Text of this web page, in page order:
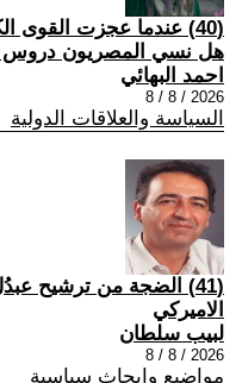
(40) عندما عجزت القوى
هل نسي المصريون دروس
احمد البهائي
2026 / 8 / 8
السياسة والعلاقات الدولية
(41) الضجة من ترشيح
الاميركي
لبيب سلطان
2026 / 8 / 8
مواضيع وابحاث سياسية